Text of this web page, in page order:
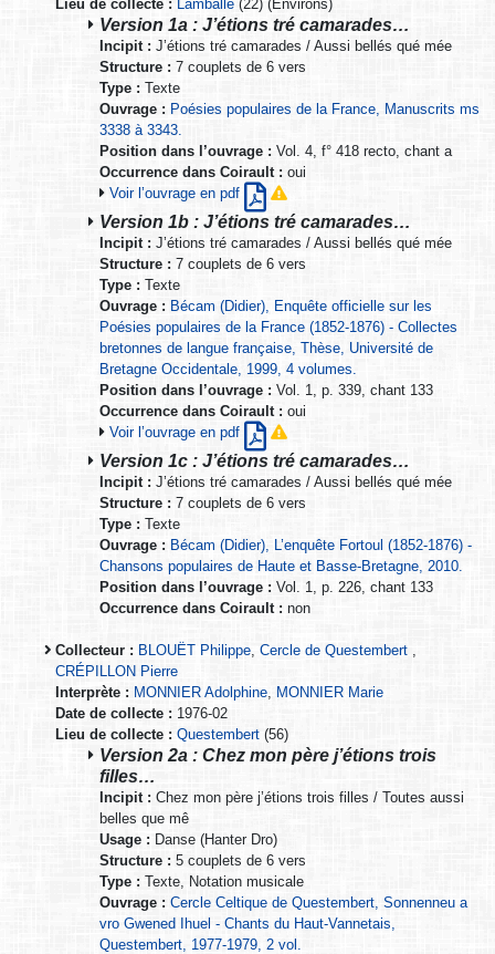
Lieu de collecte : Lamballe (22) (Environs)
Version 1a : J’étions tré camarades…
Incipit : J’étions tré camarades / Aussi bellés qué mée
Structure : 7 couplets de 6 vers
Type : Texte
Ouvrage : Poésies populaires de la France, Manuscrits ms
3338 à 3343.
Position dans l’ouvrage : Vol. 4, f° 418 recto, chant a
Occurrence dans Coirault : oui
Voir l’ouvrage en pdf
Version 1b : J’étions tré camarades…
Incipit : J’étions tré camarades / Aussi bellés qué mée
Structure : 7 couplets de 6 vers
Type : Texte
Ouvrage : Bécam (Didier), Enquête officielle sur les
Poésies populaires de la France (1852-1876) - Collectes
bretonnes de langue française, Thèse, Université de
Bretagne Occidentale, 1999, 4 volumes.
Position dans l’ouvrage : Vol. 1, p. 339, chant 133
Occurrence dans Coirault : oui
Voir l’ouvrage en pdf
Version 1c : J’étions tré camarades…
Incipit : J’étions tré camarades / Aussi bellés qué mée
Structure : 7 couplets de 6 vers
Type : Texte
Ouvrage : Bécam (Didier), L’enquête Fortoul (1852-1876) -
Chansons populaires de Haute et Basse-Bretagne, 2010.
Position dans l’ouvrage : Vol. 1, p. 226, chant 133
Occurrence dans Coirault : non
Collecteur : BLOUËT Philippe, Cercle de Questembert ,
CRÉPILLON Pierre
Interprète : MONNIER Adolphine, MONNIER Marie
Date de collecte : 1976-02
Lieu de collecte : Questembert (56)
Version 2a : Chez mon père j’étions trois
filles…
Incipit : Chez mon père j’étions trois filles / Toutes aussi
belles que mê
Usage : Danse (Hanter Dro)
Structure : 5 couplets de 6 vers
Type : Texte, Notation musicale
Ouvrage : Cercle Celtique de Questembert, Sonnenneu a
vro Gwened Ihuel - Chants du Haut-Vannetais,
Questembert, 1977-1979, 2 vol.